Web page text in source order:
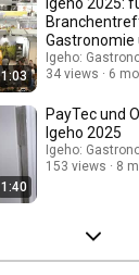
1:03
Gastronomie
Igeho:
34 views
6
1:40
PayTec und
Igeho 2025
Igeho:
153 views
8